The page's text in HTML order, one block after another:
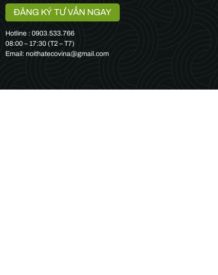
ĐĂNG KÝ TƯ VẤN NGAY
Hotline : 0903.533.766
08:00 – 17:30 (T2 – T7)
Email: noithatecovina@gmail.com